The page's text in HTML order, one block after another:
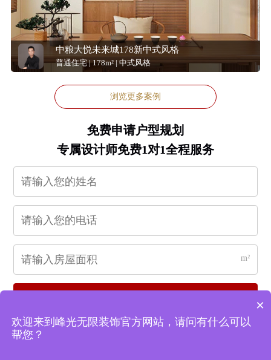
中粮大悦未来城178新中式风格
普通住宅 | 178m² | 中式风格
浏览更多案例
免费申请户型规划
专属设计师免费1对1全程服务
m²
×
欢迎来到峰光无限装饰官方网站，请问有什么可以
帮您？